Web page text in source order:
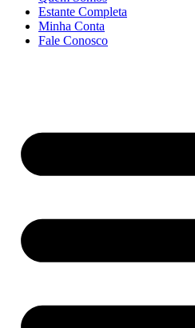
Estante Completa
Minha Conta
Fale Conosco